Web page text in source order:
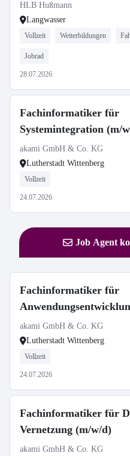
HLB Hußmann
Langwasser
Vollzeit Weiterbildungen
Jobrad
28.07.2026
Fachinformatiker für
Systemintegration (m/
akami GmbH & Co. KG
Lutherstadt Wittenberg
Vollzeit
24.07.2026
Job Agent
Fachinformatiker für
akami GmbH & Co. KG
Lutherstadt Wittenberg
Vollzeit
24.07.2026
Fachinformatiker für
Vernetzung (m/w/d)
akami GmbH & Co. KG